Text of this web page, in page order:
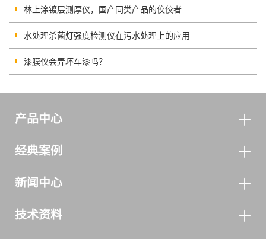
林上涂镀层测厚仪，国产同类产品的佼佼者
水处理杀菌灯强度检测仪在污水处理上的应用
漆膜仪会弄坏车漆吗？
产品中心
经典案例
新闻中心
技术资料